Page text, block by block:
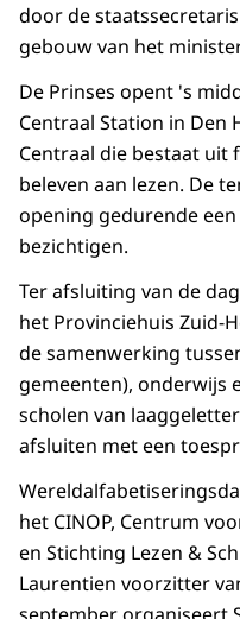
door de
gebouw van het
De Prinses opent 's
Centraal Station in Den
Centraal die bestaat uit
beleven aan lezen. De
opening gedurende
bezichtigen.
Ter afsluiting van de
het Provinciehuis Zuid-
de samenwerking
gemeenten), onderwijs
scholen van
afsluiten met een
het CINOP, Centrum
en Stichting Lezen &
Laurentien voorzitter